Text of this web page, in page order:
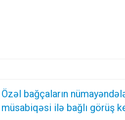
Özəl bağçaların
müsabiqəsi ilə bağlı görüş